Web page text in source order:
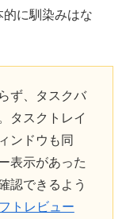
に馴染みはな
ず、タスクバ
タスクトレイ
ンドウも同
表示があった
認できるよう
トレビュー